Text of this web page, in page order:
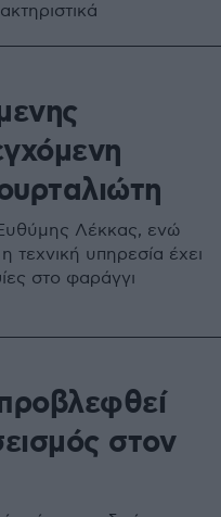
Λέκκας, ενώ
υπηρεσία έχει
στο φαράγγι
στον